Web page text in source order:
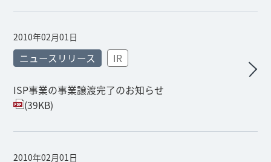
2010年02月01日
ニュースリリース IR
ISP事業の事業譲渡完了のお知らせ
(39KB)
2010年02月01日